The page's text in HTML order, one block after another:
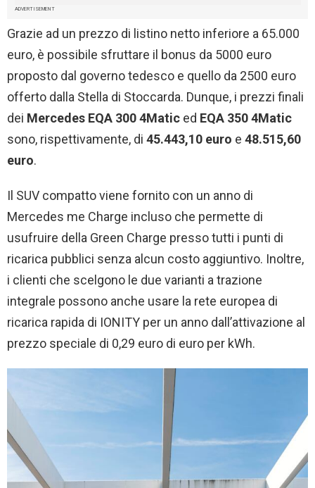
ADVERTISEMENT
Grazie ad un prezzo di listino netto inferiore a 65.000
euro, è possibile sfruttare il bonus da 5000 euro
proposto dal governo tedesco e quello da 2500 euro
offerto dalla Stella di Stoccarda. Dunque, i prezzi finali
dei Mercedes EQA 300 4Matic ed EQA 350 4Matic
sono, rispettivamente, di 45.443,10 euro e 48.515,60
euro.
Il SUV compatto viene fornito con un anno di
Mercedes me Charge incluso che permette di
usufruire della Green Charge presso tutti i punti di
ricarica pubblici senza alcun costo aggiuntivo. Inoltre,
i clienti che scelgono le due varianti a trazione
integrale possono anche usare la rete europea di
ricarica rapida di IONITY per un anno dall’attivazione al
prezzo speciale di 0,29 euro di euro per kWh.